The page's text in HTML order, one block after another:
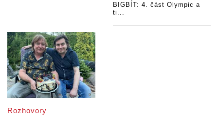
BIGBÍT: 4. část Olympic a
ti...
Rozhovory